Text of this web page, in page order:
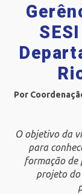
Por
O objetivo da
para
formação de
projeto do